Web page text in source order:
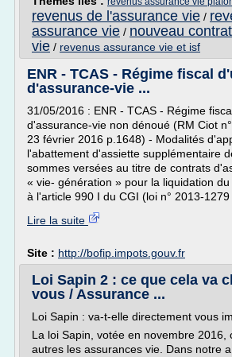
revenus de l'assurance vie /
assurance vie / nouveau
vie / revenus assurance vie et isf
ENR - TCAS - Régime fiscal
d'assurance-vie ...
31/05/2016 : ENR - TCAS - Régime
d'assurance-vie non dénoué (RM Ciot
23 février 2016 p.1648) - Modalités
l'abattement d'assiette supplémentaire
sommes versées au titre de contrats
« vie- génération » pour la liquidation
à l'article 990 I du CGI (loi n° 2013-1279
Lire la suite
Site : http://bofip.impots.gouv.fr
Loi Sapin 2 : ce que cela va
vous / Assurance ...
Loi Sapin : va-t-elle directement vous
La loi Sapin, votée en novembre 2016,
autres les assurances vie. Dans notre